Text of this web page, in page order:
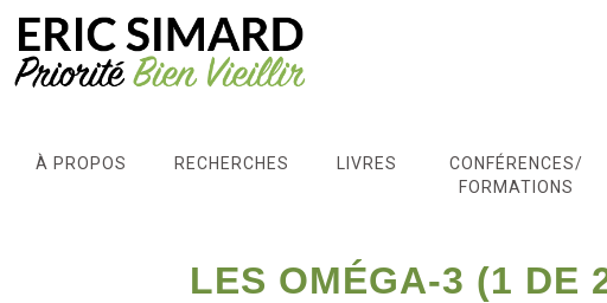
À PROPOS RECHERCHES LIVRES
CONFÉRENCES/
FORMATIONS
LES OMÉGA-3 (1 DE